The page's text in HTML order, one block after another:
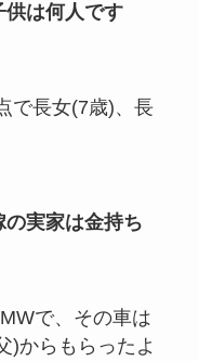
供は何人です
で長女(7歳)、長
の実家は金持ち
で、その車は
)からもらったよ